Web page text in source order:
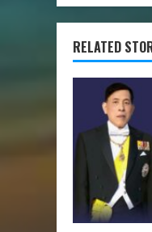
RELATED